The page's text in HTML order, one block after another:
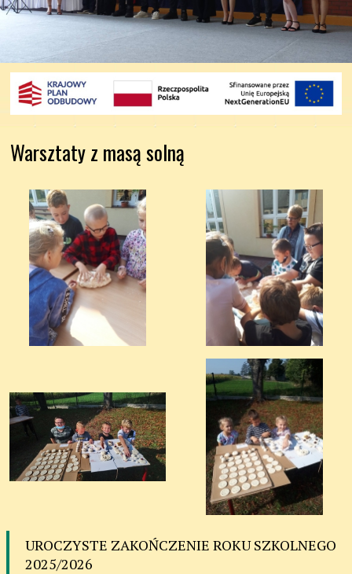
Warsztaty z masą solną
UROCZYSTE ZAKOŃCZENIE ROKU SZKOLNEGO
2025/2026